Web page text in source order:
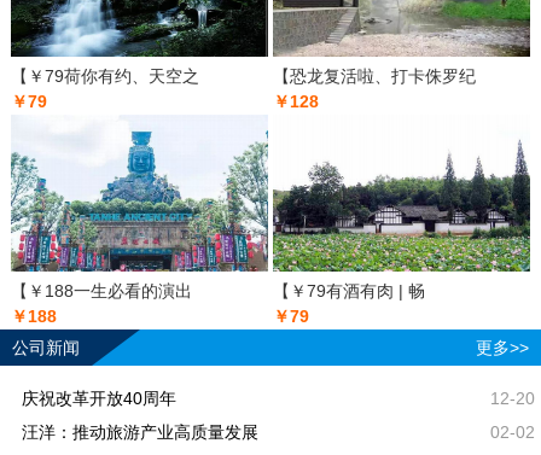
【￥79荷你有约、天空之
￥79
【恐龙复活啦、打卡侏罗纪
￥128
【￥188一生必看的演出
￥188
【￥79有酒有肉 | 畅
￥79
公司新闻
更多>>
庆祝改革开放40周年
12-20
汪洋：推动旅游产业高质量发展
02-02